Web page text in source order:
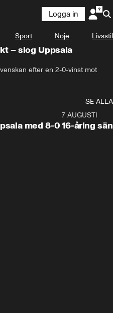
Logga in
Sport Nöje Livsstil
– slog Uppsala
efter en 2-0-vinst mot
SE ALLA
med 8-0
7 AUGUSTI
16-åring